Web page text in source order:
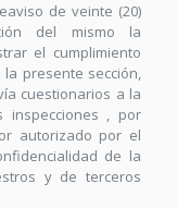
de veinte (20)
del mismo la
el cumplimiento
presente sección,
cuestionarios a la
inspecciones , por
autorizado por el
de la
y de terceros